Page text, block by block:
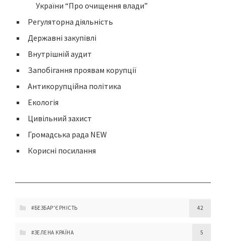
України “Про очищення влади”
Регуляторна діяльність
Державні закупівлі
Внутрішній аудит
Запобігання проявам корупції
Антикорупційна політика
Екологія
Цивільний захист
Громадська рада NEW
Корисні посилання
#БЕЗБАР'ЄРНІСТЬ 42
#ЗЕЛЕНА КРАЇНА 5